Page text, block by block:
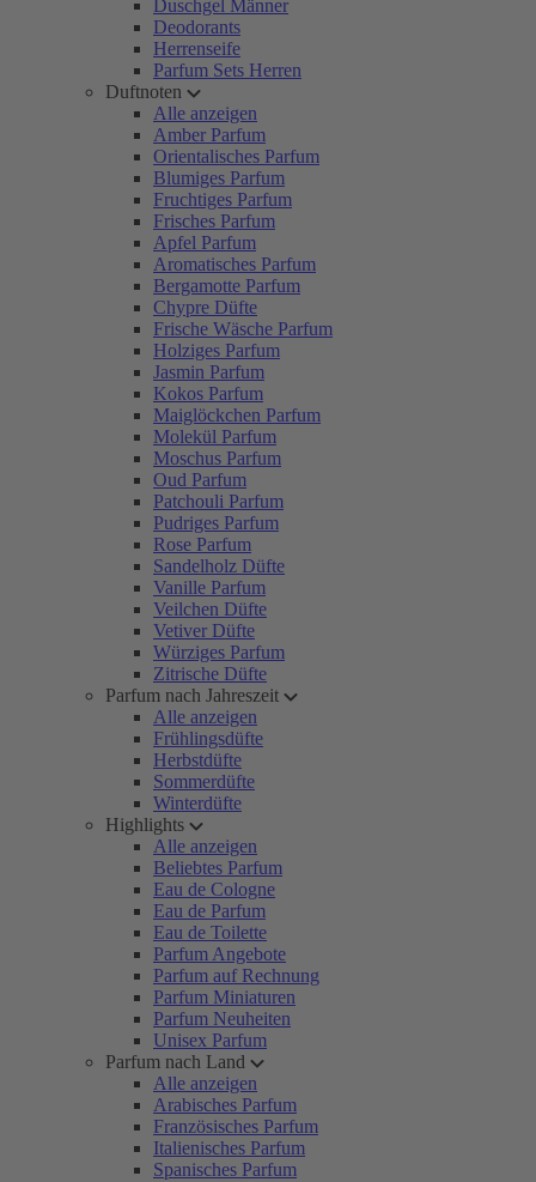
Duschgel Männer
Deodorants
Herrenseife
Parfum Sets Herren
Duftnoten
Alle anzeigen
Amber Parfum
Orientalisches Parfum
Blumiges Parfum
Fruchtiges Parfum
Frisches Parfum
Apfel Parfum
Aromatisches Parfum
Bergamotte Parfum
Chypre Düfte
Frische Wäsche Parfum
Holziges Parfum
Jasmin Parfum
Kokos Parfum
Maiglöckchen Parfum
Molekül Parfum
Moschus Parfum
Oud Parfum
Patchouli Parfum
Pudriges Parfum
Rose Parfum
Sandelholz Düfte
Vanille Parfum
Veilchen Düfte
Vetiver Düfte
Würziges Parfum
Zitrische Düfte
Parfum nach Jahreszeit
Alle anzeigen
Frühlingsdüfte
Herbstdüfte
Sommerdüfte
Winterdüfte
Highlights
Alle anzeigen
Beliebtes Parfum
Eau de Cologne
Eau de Parfum
Eau de Toilette
Parfum Angebote
Parfum auf Rechnung
Parfum Miniaturen
Parfum Neuheiten
Unisex Parfum
Parfum nach Land
Alle anzeigen
Arabisches Parfum
Französisches Parfum
Italienisches Parfum
Spanisches Parfum